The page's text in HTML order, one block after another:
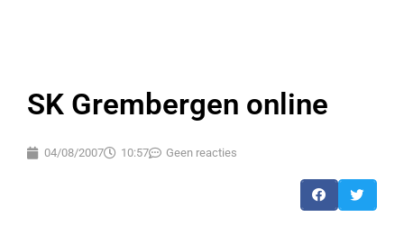
SK Grembergen online
04/08/2007 10:57 Geen reacties